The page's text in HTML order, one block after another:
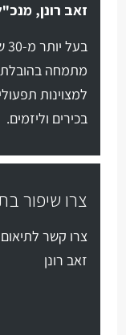
זאב רונן,
מתמחה בהובלת
למצוינות
בכירים וליזמים.
צרו שיפור
זאב רונן